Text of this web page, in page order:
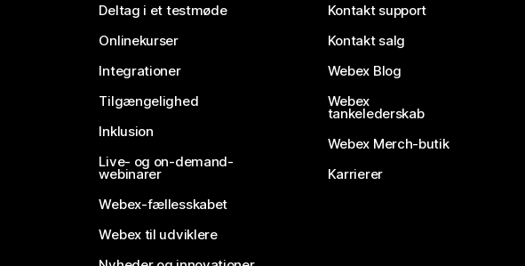
Deltag i et testmøde
Onlinekurser
Integrationer
Tilgængelighed
Inklusion
Live- og on-demand-
webinarer
Webex-fællesskabet
Webex til udviklere
Kontakt support
Kontakt salg
Webex Blog
Webex
tankelederskab
Webex Merch-butik
Karrierer